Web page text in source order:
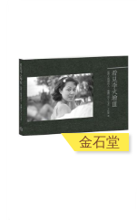
金石堂